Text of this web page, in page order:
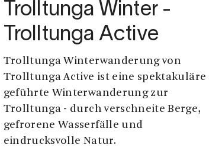
Trolltunga Winter -
Trolltunga Active
Trolltunga Winterwanderung von
Trolltunga Active ist eine spektakuläre
geführte Winterwanderung zur
Trolltunga - durch verschneite Berge,
gefrorene Wasserfälle und
eindrucksvolle Natur.